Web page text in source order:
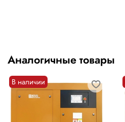
Аналогичные товары
В наличии